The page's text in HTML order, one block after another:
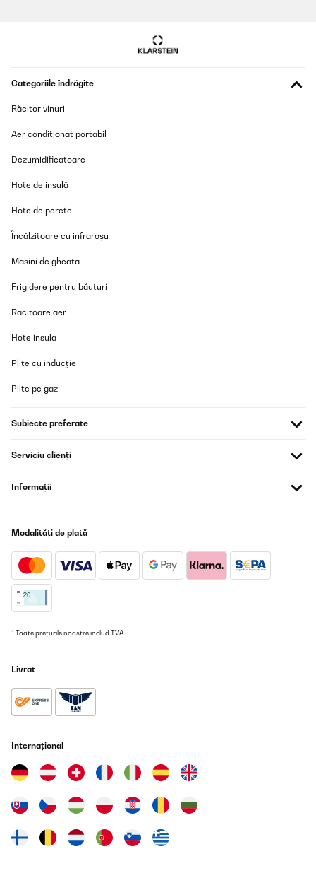
Categoriile îndrăgite
Răcitor vinuri
Aer conditionat portabil
Dezumidificatoare
Hote de insulă
Hote de perete
Încălzitoare cu infraroșu
Masini de gheata
Frigidere pentru băuturi
Racitoare aer
Hote insula
Plite cu inducție
Plite pe gaz
Subiecte preferate
Serviciu clienți
Informații
Modalități de plată
* Toate prețurile noastre includ TVA.
Livrat
Internațional